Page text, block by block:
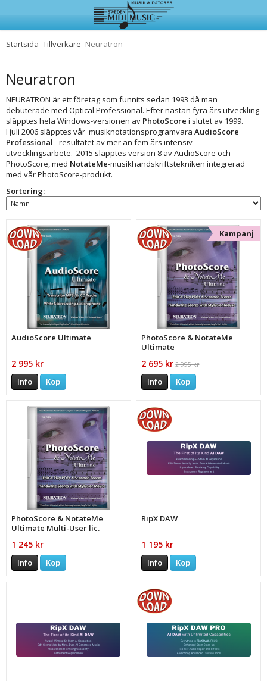
Produkten har blivit tillagd i varukorgen
Startsida Tillverkare Neuratron
Neuratron
NEURATRON är ett företag som funnits sedan 1993 då man
debuterade med Optical Professional. Efter nästan fyra års utveckling
släpptes hela Windows-versionen av PhotoScore i slutet av 1999.
I juli 2006 släpptes vår musiknotationsprogramvara AudioScore
Professional - resultatet av mer än fem års intensiv
utvecklingsarbete. 2015 släpptes version 8 av AudioScore och
PhotoScore, med NotateMe-musikhandskriftstekniken integrerad
med vår PhotoScore-produkt.
Sortering:
AudioScore Ultimate
2 995 kr
Info Köp
Kampanj
PhotoScore & NotateMe
Ultimate
2 695 kr 2 995 kr
Info Köp
PhotoScore & NotateMe
Ultimate Multi-User lic.
1 245 kr
Info Köp
RipX DAW
1 195 kr
Info Köp